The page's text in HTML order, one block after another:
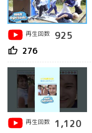
再生回数 925
thumb_up 276
再生回数 1,120